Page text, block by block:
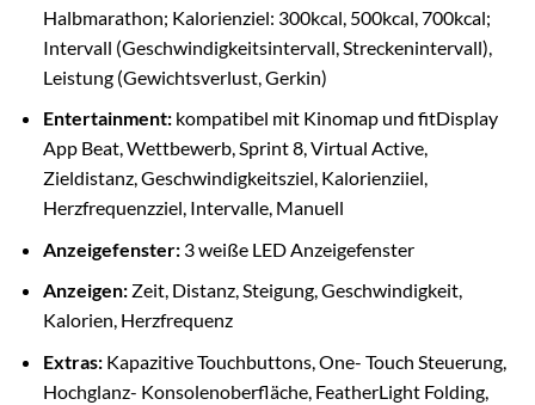
Halbmarathon; Kalorienziel: 300kcal, 500kcal, 700kcal;
Intervall (Geschwindigkeitsintervall, Streckenintervall),
Leistung (Gewichtsverlust, Gerkin)
Entertainment:kompatibel mit Kinomap und fitDisplay
App Beat, Wettbewerb, Sprint 8, Virtual Active,
Zieldistanz, Geschwindigkeitsziel, Kalorienziiel,
Herzfrequenzziel, Intervalle, Manuell
Anzeigefenster:3 weiße LED Anzeigefenster
Anzeigen:Zeit, Distanz, Steigung, Geschwindigkeit,
Kalorien, Herzfrequenz
Extras:Kapazitive Touchbuttons, One- Touch Steuerung,
Hochglanz- Konsolenoberfläche, FeatherLight Folding,